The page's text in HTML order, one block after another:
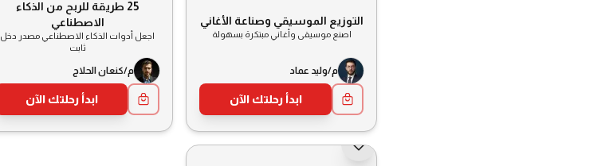
التوزيع الموسيقي وصناعة الأغاني
اصنع موسيقى وأغاني مبتكرة بسهولة
م/وليد عماد
ابدأ رحلتك الآن
25 طريقة للربح من الذكاء
الاصطناعي
اجعل أدوات الذكاء الاصطناعي مصدر دخل
ثابت
م/كنعان الحلاج
ابدأ رحلتك الآن